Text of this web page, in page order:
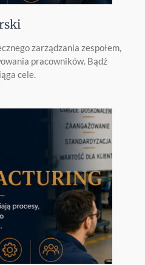
zarządzania zespołem,
pracowników. Bądź
cele.